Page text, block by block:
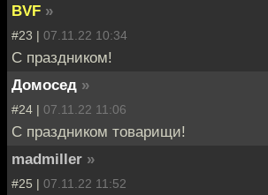
BVF »
#23 | 07.11.22 10:34
С праздником!
Домосед »
#24 | 07.11.22 11:06
С праздником товарищи!
madmiller »
#25 | 07.11.22 11:52